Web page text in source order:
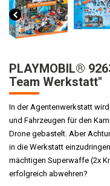
PLAYMOBIL®
Team Werkstatt"
In der Agentenwerkstatt
und Fahrzeugen für den
Drone gebastelt. Aber
in die Werkstatt
mächtigen Superwaffe (2x
erfolgreich abwehren?